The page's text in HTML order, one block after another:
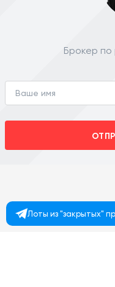
Брокер по
Лоты из "закрытых"